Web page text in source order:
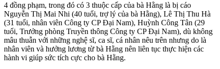
4 đồng phạm, trong đó có 3 thuộc cấp của bà Hằng là bị cáo
Nguyễn Thị Mai Nhi (40 tuổi, trợ lý của bà Hằng), Lê Thị Thu Hà
(31 tuổi, nhân viên Công ty CP Ðại Nam), Huỳnh Công Tân (29
tuổi, Trưởng phòng Truyền thông Công ty CP Ðại Nam), dù không
mâu thuẫn với những nghệ sĩ, ca sĩ, cá nhân nêu trên nhưng do là
nhân viên và hưởng lương từ bà Hằng nên liên tục thực hiện các
hành vi giúp sức tích cực cho bà Hằng.